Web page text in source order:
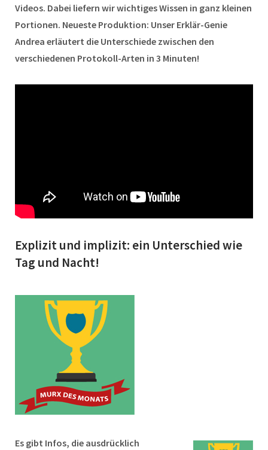
Videos. Dabei liefern wir wichtiges Wissen in ganz kleinen
Portionen. Neueste Produktion: Unser Erklär-Genie
Andrea erläutert die Unterschiede zwischen den
verschiedenen Protokoll-Arten in 3 Minuten!
Explizit und implizit: ein Unterschied wie
Tag und Nacht!
Es gibt Infos, die ausdrücklich